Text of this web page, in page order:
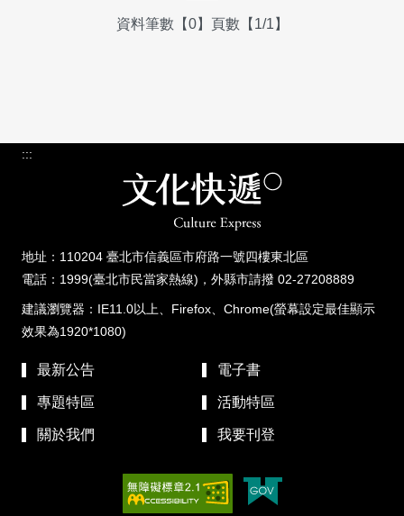
資料筆數【0】頁數【1/1】
:::
地址：110204 臺北市信義區市府路一號四樓東北區
電話：1999(臺北市民當家熱線)，外縣市請撥 02-27208889
建議瀏覽器：IE11.0以上、Firefox、Chrome(螢幕設定最佳顯示
效果為1920*1080)
最新公告 電子書
專題特區 活動特區
關於我們 我要刊登